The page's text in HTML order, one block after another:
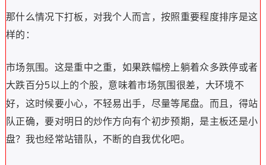
那什么情况下打板，对我个人而言，按照重要程度排序是这
样的：
市场氛围。这是重中之重，如果跌幅榜上躺着众多跌停或者
大跌百分5以上的个股，意味着市场氛围很差，大环境不
好，这时候要小心，不轻易出手，尽量等尾盘。而且，得站
队正确，要对明日的炒作方向有个初步预期，是主板还是小
盘？我也经常站错队，不断的自我优化吧。